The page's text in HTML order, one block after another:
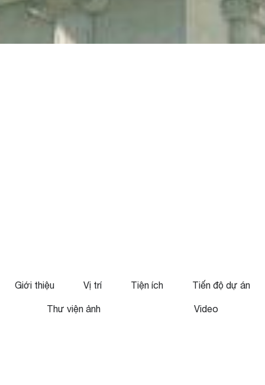
Giới thiệu Vị trí Tiện ích Tiến độ dự án
Thư viện ảnh Video